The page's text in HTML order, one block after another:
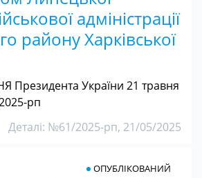
адміністрації
району Харківської
України 21 травня
рп
Деталі: №61/2025-рп, 21/05/2025
ОПУБЛІКОВАНИЙ